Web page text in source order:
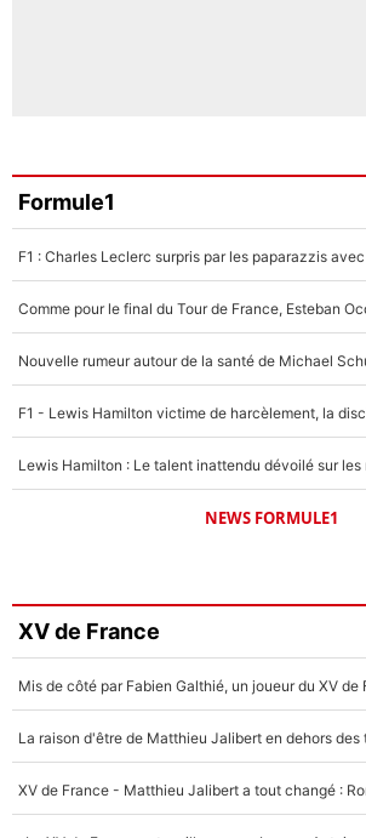
Formule1
NEWS FORMULE1
XV de France